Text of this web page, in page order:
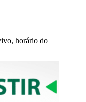
horário do